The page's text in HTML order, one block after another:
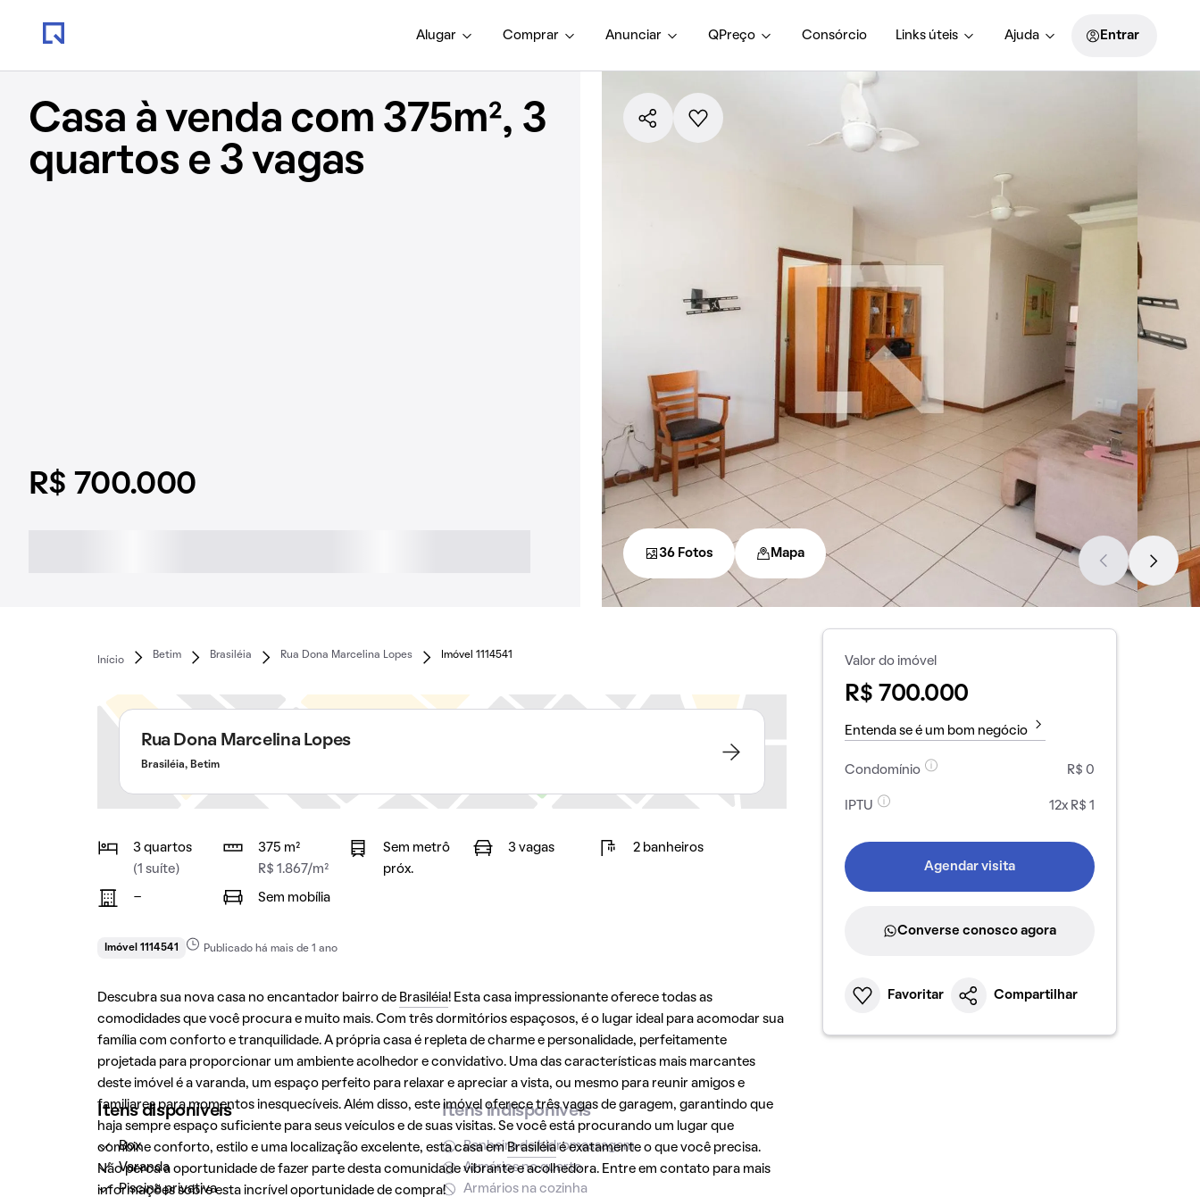
Alugar Comprar Anunciar QPreço Consórcio Links úteis Ajuda Entrar
Casa à venda com 375m², 3
quartos e 3 vagas
R$ 700.000
36 Fotos Mapa
Início
Betim Brasiléia Rua Dona Marcelina Lopes Imóvel 1114541
Rua Dona Marcelina Lopes
Brasiléia, Betim
3 quartos
(1 suíte)
375 m²
R$ 1.867/m²
Sem metrô
próx.
3 vagas 2 banheiros
- Sem mobília
Imóvel 1114541 Publicado há mais de 1 ano
Descubra sua nova casa no encantador bairro de Brasiléia! Esta casa impressionante oferece todas as
comodidades que você procura e muito mais. Com três dormitórios espaçosos, é o lugar ideal para acomodar sua
família com conforto e tranquilidade. A própria casa é repleta de charme e personalidade, perfeitamente
projetada para proporcionar um ambiente acolhedor e convidativo. Uma das características mais marcantes
deste imóvel é a varanda, um espaço perfeito para relaxar e apreciar a vista, ou mesmo para reunir amigos e
familiares para momentos inesquecíveis. Além disso, este imóvel oferece três vagas de garagem, garantindo que
haja sempre espaço suficiente para seus veículos e de suas visitas. Se você está procurando um lugar que
combine conforto, estilo e uma localização excelente, esta casa emBrasiléiaé exatamente o que você precisa.
Não perca a oportunidade de fazer parte desta comunidade vibrante e acolhedora. Entre em contato para mais
informações sobre esta incrível oportunidade de compra!
Itens disponíveis
Box
Varanda
Piscina privativa
Itens indisponíveis
Banheira de hidromassagem
Armários no quarto
Armários na cozinha
Valor do imóvel
R$ 700.000
Entenda se é um bom negócio
Condomínio R$ 0
IPTU 12x R$ 1
Agendar visita
Converse conosco agora
Favoritar Compartilhar